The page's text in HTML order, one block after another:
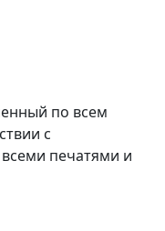
по всем
с
печатями и